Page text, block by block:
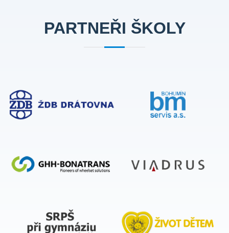
PARTNEŘI ŠKOLY